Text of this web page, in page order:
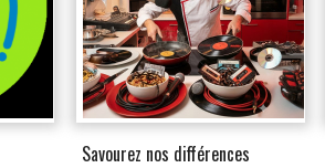
Savourez nos différences